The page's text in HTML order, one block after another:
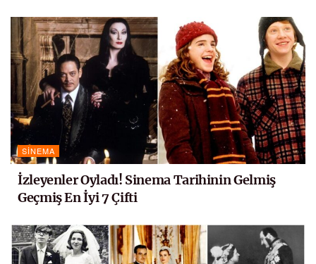
SINEMA
İzleyenler Oyladı! Sinema Tarihinin Gelmiş
Geçmiş En İyi 7 Çifti